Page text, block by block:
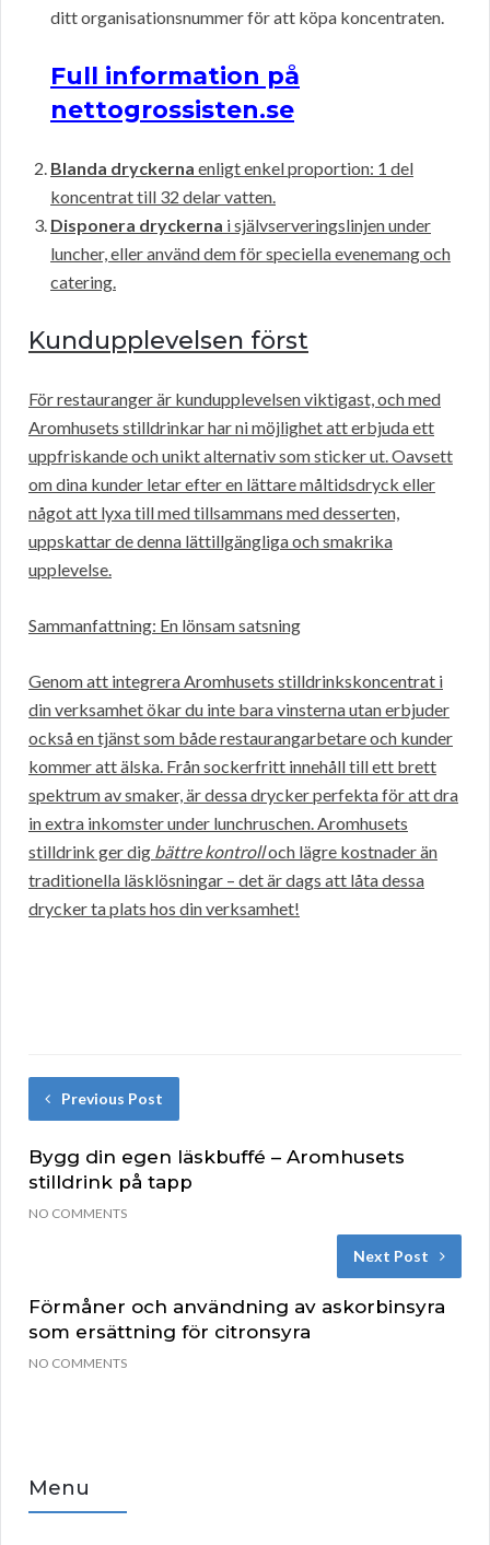
ditt organisationsnummer för att köpa koncentraten.
Full information på
nettogrossisten.se
Blanda dryckerna enligt enkel proportion: 1 del
koncentrat till 32 delar vatten.
Disponera dryckerna i självserveringslinjen under
luncher, eller använd dem för speciella evenemang och
catering.
Kundupplevelsen först
För restauranger är kundupplevelsen viktigast, och med
Aromhusets stilldrinkar har ni möjlighet att erbjuda ett
uppfriskande och unikt alternativ som sticker ut. Oavsett
om dina kunder letar efter en lättare måltidsdryck eller
något att lyxa till med tillsammans med desserten,
uppskattar de denna lättillgängliga och smakrika
upplevelse.
Sammanfattning: En lönsam satsning
Genom att integrera Aromhusets stilldrinkskoncentrat i
din verksamhet ökar du inte bara vinsterna utan erbjuder
också en tjänst som både restaurangarbetare och kunder
kommer att älska. Från sockerfritt innehåll till ett brett
spektrum av smaker, är dessa drycker perfekta för att dra
in extra inkomster under lunchruschen. Aromhusets
stilldrink ger dig bättre kontrolloch lägre kostnader än
traditionella läsklösningar – det är dags att låta dessa
drycker ta plats hos din verksamhet!
Previous Post
Bygg din egen läskbuffé – Aromhusets
stilldrink på tapp
NO COMMENTS
Next Post
Förmåner och användning av askorbinsyra
som ersättning för citronsyra
NO COMMENTS
Menu